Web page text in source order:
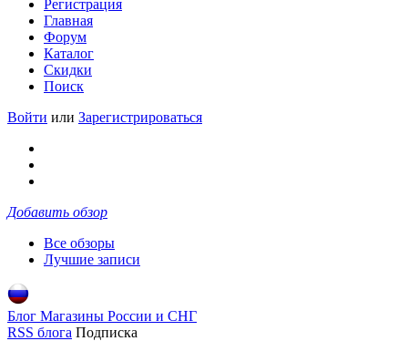
Регистрация
Главная
Форум
Каталог
Скидки
Поиск
Войти или Зарегистрироваться
Добавить обзор
Все обзоры
Лучшие записи
Блог Магазины России и СНГ
RSS блога Подписка